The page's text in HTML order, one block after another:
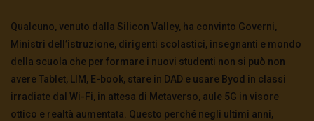
25 Luglio 2026
0
829 0 0
0
206 0
Qualcuno, venuto dalla Silicon Valley, ha convinto Governi,
Ministri dell’istruzione, dirigenti scolastici, insegnanti e mondo
della scuola che per formare i nuovi studenti non si può non
avere Tablet, LIM, E-book, stare in DAD e usare Byod in classi
irradiate dal Wi-Fi, in attesa di Metaverso, aule 5G in visore
ottico e realtà aumentata. Questo perché negli ultimi anni,